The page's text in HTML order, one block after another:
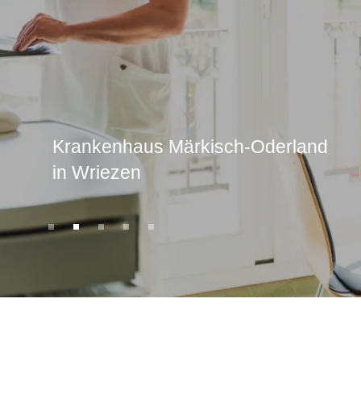
Krankenhaus Märkisch-Oderland
in Wriezen
1 2